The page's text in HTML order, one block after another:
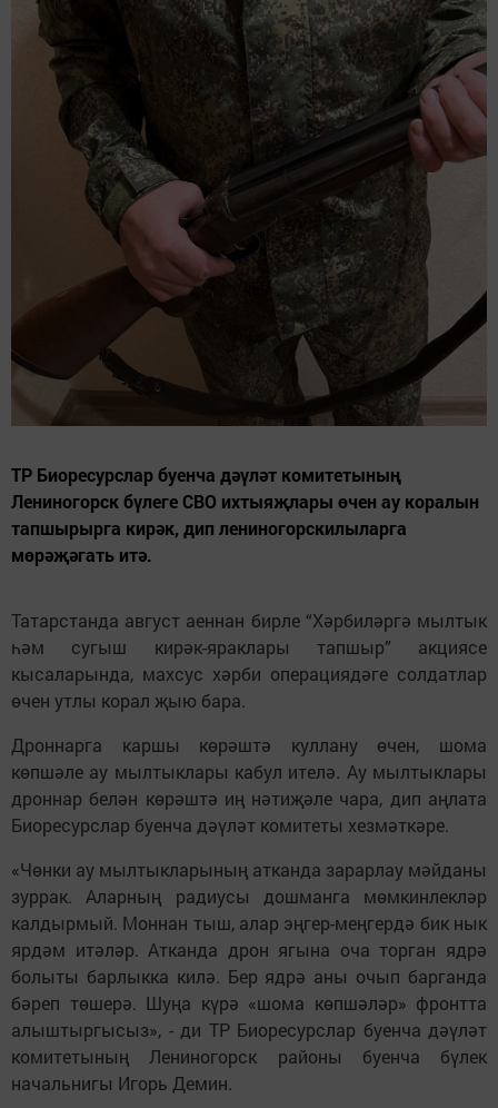
ТР Биоресурслар буенча дәүләт комитетының
Лениногорск бүлеге СВО ихтыяҗлары өчен ау коралын
тапшырырга кирәк, дип лениногорскилыларга
мөрәҗәгать итә.
Татарстанда август аеннан бирле “Хәрбиләргә мылтык
һәм сугыш кирәк-яраклары тапшыр” акциясе
кысаларында, махсус хәрби операциядәге солдатлар
өчен утлы корал җыю бара.
Дроннарга каршы көрәштә куллану өчен, шома
көпшәле ау мылтыклары кабул ителә. Ау мылтыклары
дроннар белән көрәштә иң нәтиҗәле чара, дип аңлата
Биоресурслар буенча дәүләт комитеты хезмәткәре.
«Чөнки ау мылтыкларының атканда зарарлау мәйданы
зуррак. Аларның радиусы дошманга мөмкинлекләр
калдырмый. Моннан тыш, алар эңгер-меңгердә бик нык
ярдәм итәләр. Атканда дрон ягына оча торган ядрә
болыты барлыкка килә. Бер ядрә аны очып барганда
бәреп төшерә. Шуңа күрә «шома көпшәләр» фронтта
алыштыргысыз», - ди ТР Биоресурслар буенча дәүләт
комитетының Лениногорск районы буенча бүлек
начальнигы Игорь Демин.